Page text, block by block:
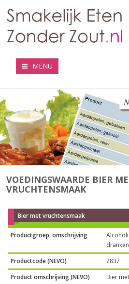
MENU
VOEDINGSWAARDE BIER
VRUCHTENSMAAK
Bier met vruchtensmaak
Productgroep, omschrijving
dranken
Productcode (NEVO)
2837
Product omschrijving (NEVO)
Bier